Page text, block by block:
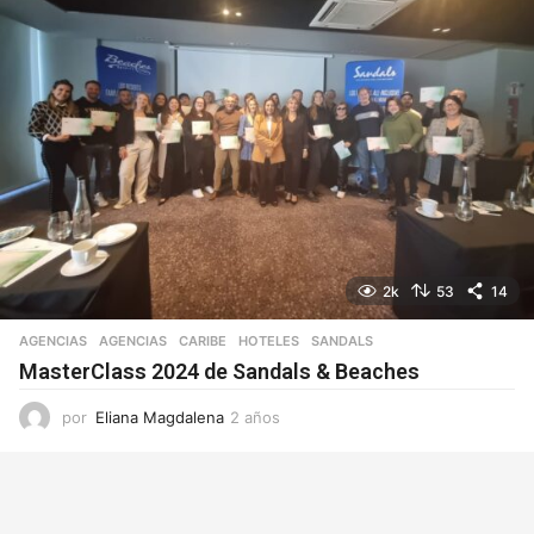
2k 53 14
AGENCIAS AGENCIAS ,CARIBE ,HOTELES ,SANDALS
MasterClass 2024 de Sandals & Beaches
por Eliana Magdalena 2 años